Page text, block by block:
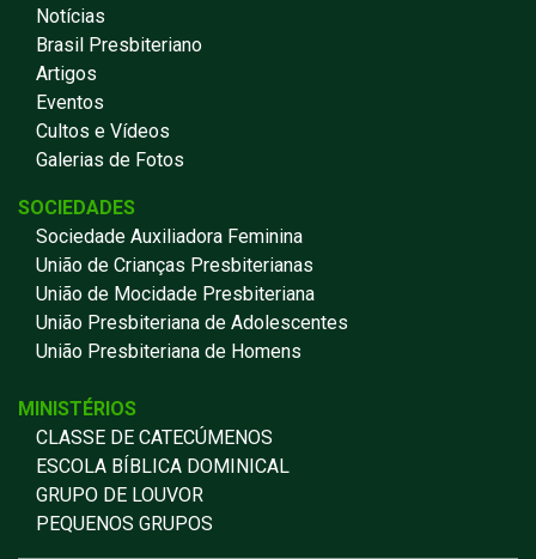
Notícias
Brasil Presbiteriano
Artigos
Eventos
Cultos e Vídeos
Galerias de Fotos
SOCIEDADES
Sociedade Auxiliadora Feminina
União de Crianças Presbiterianas
União de Mocidade Presbiteriana
União Presbiteriana de Adolescentes
União Presbiteriana de Homens
MINISTÉRIOS
CLASSE DE CATECÚMENOS
ESCOLA BÍBLICA DOMINICAL
GRUPO DE LOUVOR
PEQUENOS GRUPOS